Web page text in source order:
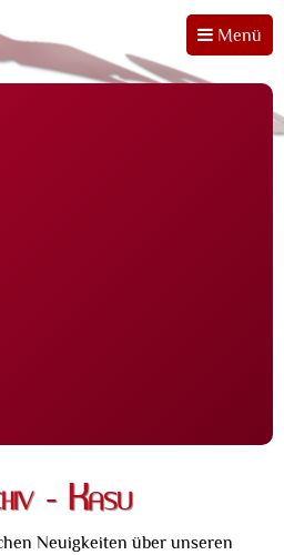
Menü
- Kasu
Neuigkeiten über unseren